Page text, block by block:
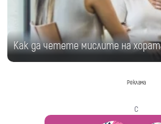
Как да четете мислите на
Реклама
с